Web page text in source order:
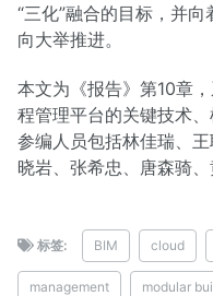
“三化”融合的目标，并
向大举推进。
本文为《报告》第10章
程管理平台的关键技术
参编人员包括林佳瑞、
晓岩、张希忠、唐森骑、
标签: BIM cloud
management modular